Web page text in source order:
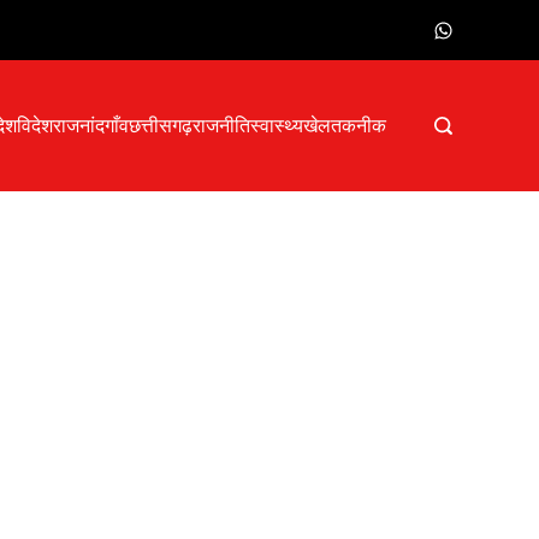
विदेशराजनांदगाँवछत्तीसगढ़राजनीतिस्वास्थ्यखेलतकनीक